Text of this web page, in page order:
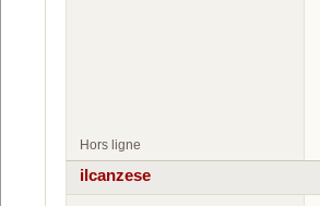
Hors ligne
ilcanzese